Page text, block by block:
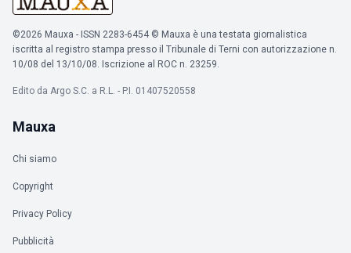
©2026 Mauxa - ISSN 2283-6454 © Mauxa è una testata giornalistica
iscritta al registro stampa presso il Tribunale di Terni con autorizzazione n.
10/08 del 13/10/08. Iscrizione al ROC n. 23259.
Edito da Argo S.C. a R.L. - P.I. 01407520558
Mauxa
Chi siamo
Copyright
Privacy Policy
Pubblicità